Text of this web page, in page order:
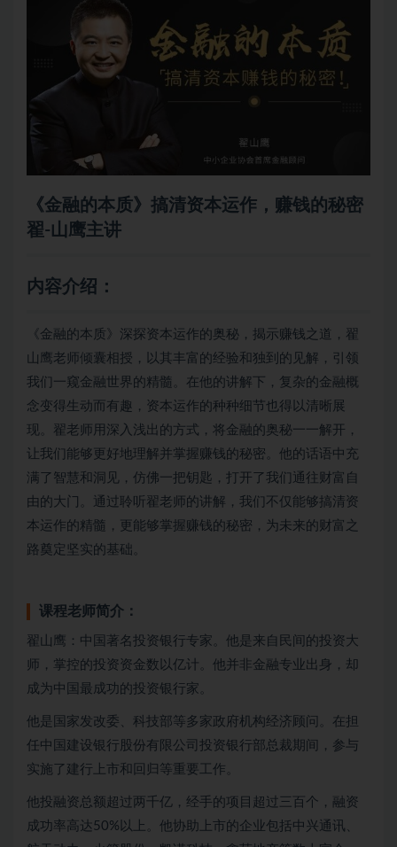
《金融的本质》搞清资本运作，赚钱的秘密
翟-山鹰主讲
内容介绍：
《金融的本质》深探资本运作的奥秘，揭示赚钱之道，翟
山鹰老师倾囊相授，以其丰富的经验和独到的见解，引领
我们一窥金融世界的精髓。在他的讲解下，复杂的金融概
念变得生动而有趣，资本运作的种种细节也得以清晰展
现。翟老师用深入浅出的方式，将金融的奥秘一一解开，
让我们能够更好地理解并掌握赚钱的秘密。他的话语中充
满了智慧和洞见，仿佛一把钥匙，打开了我们通往财富自
由的大门。通过聆听翟老师的讲解，我们不仅能够搞清资
本运作的精髓，更能够掌握赚钱的秘密，为未来的财富之
路奠定坚实的基础。
课程老师简介：
翟山鹰：中国著名投资银行专家。他是来自民间的投资大
师，掌控的投资资金数以亿计。他并非金融专业出身，却
成为中国最成功的投资银行家。
他是国家发改委、科技部等多家政府机构经济顾问。在担
任中国建设银行股份有限公司投资银行部总裁期间，参与
实施了建行上市和回归等重要工作。
他投融资总额超过两千亿，经手的项目超过三百个，融资
成功率高达50%以上。他协助上市的企业包括中兴通讯、